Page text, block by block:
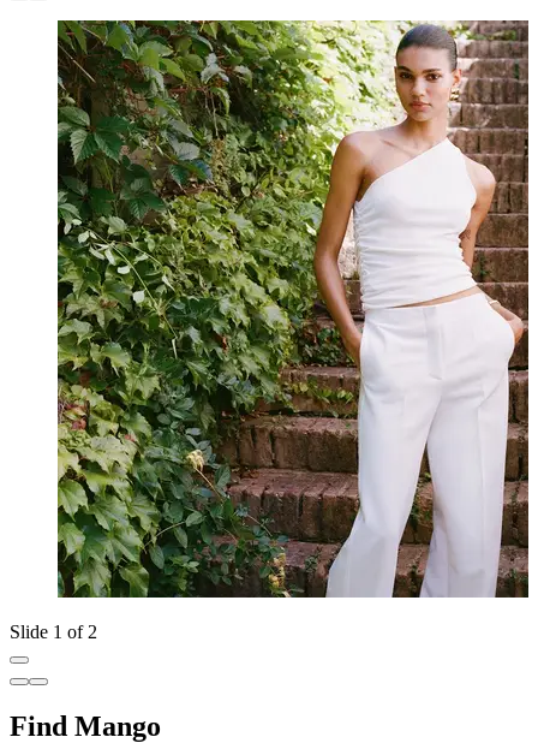
Slide 1 of 2
Find Mango